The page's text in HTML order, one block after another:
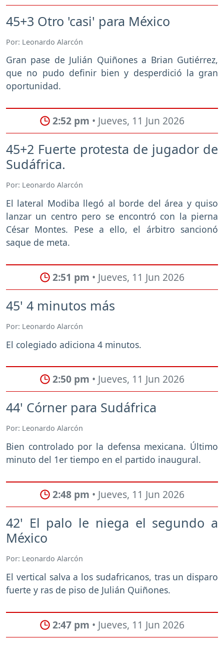
45+3 Otro 'casi' para México
Por: Leonardo Alarcón
Gran pase de Julián Quiñones a Brian Gutiérrez,
que no pudo definir bien y desperdició la gran
oportunidad.
2:52 pm • Jueves, 11 Jun 2026
45+2 Fuerte protesta de jugador de
Sudáfrica.
Por: Leonardo Alarcón
El lateral Modiba llegó al borde del área y quiso
lanzar un centro pero se encontró con la pierna
César Montes. Pese a ello, el árbitro sancionó
saque de meta.
2:51 pm • Jueves, 11 Jun 2026
45' 4 minutos más
Por: Leonardo Alarcón
El colegiado adiciona 4 minutos.
2:50 pm • Jueves, 11 Jun 2026
44' Córner para Sudáfrica
Por: Leonardo Alarcón
Bien controlado por la defensa mexicana. Último
minuto del 1er tiempo en el partido inaugural.
2:48 pm • Jueves, 11 Jun 2026
42' El palo le niega el segundo a
México
Por: Leonardo Alarcón
El vertical salva a los sudafricanos, tras un disparo
fuerte y ras de piso de Julián Quiñones.
2:47 pm • Jueves, 11 Jun 2026